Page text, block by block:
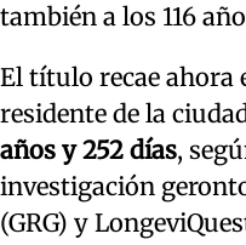
también a los 116
El título recae ahora
residente de la
años y 252 días,
investigación
(GRG) y